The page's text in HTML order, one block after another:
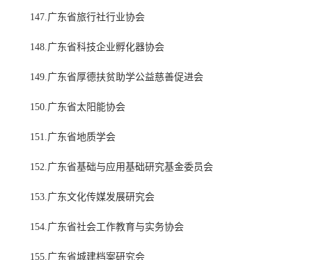
147.广东省旅行社行业协会
148.广东省科技企业孵化器协会
149.广东省厚德扶贫助学公益慈善促进会
150.广东省太阳能协会
151.广东省地质学会
152.广东省基础与应用基础研究基金委员会
153.广东文化传媒发展研究会
154.广东省社会工作教育与实务协会
155.广东省城建档案研究会